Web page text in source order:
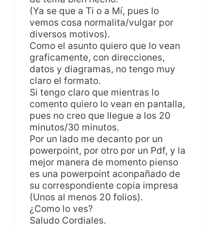
(Ya se que a Ti o a Mí, pues lo
vemos cosa normalita/vulgar por
diversos motivos).
Como el asunto quiero que lo vean
graficamente, con direcciones,
datos y diagramas, no tengo muy
claro el formato.
Si tengo claro que mientras lo
comento quiero lo vean en pantalla,
pues no creo que llegue a los 20
minutos/30 minutos.
Por un lado me decanto por un
powerpoint, por otro por un Pdf, y la
mejor manera de momento pienso
es una powerpoint aconpañado de
su correspondiente copia impresa
(Unos al menos 20 folios).
¿Como lo ves?
Saludo Cordiales.